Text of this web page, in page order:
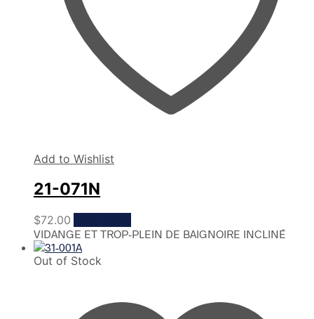
Add to Wishlist
21-071N
$72.00
VIDANGE ET TROP-PLEIN DE BAIGNOIRE INCLINÉ
Out of Stock